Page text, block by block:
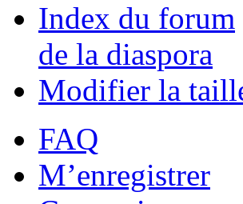
Index du forum
de la diaspora
Modifier la
FAQ
M’enregistrer